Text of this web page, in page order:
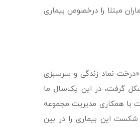
مبتلا را درخصوص بیماری
نماد زندگی و سرسبزی
گرفت، در این یک‌سال ما
با همکاری مدیریت مجموعه
این بیماری را در بین